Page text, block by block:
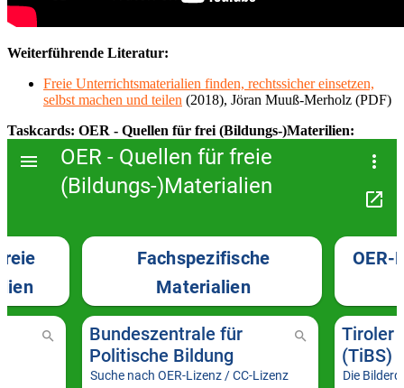
Weiterführende Literatur:
Freie Unterrichtsmaterialien finden, rechtssicher einsetzen,
selbst machen und teilen (2018), Jöran Muuß-Merholz (PDF)
Taskcards: OER - Quellen für frei (Bildungs-)Materilien: